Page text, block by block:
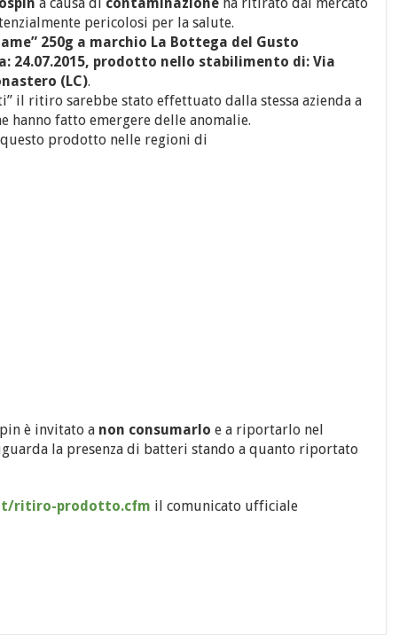
pericolosi per la salute.
250g a marchio La Bottega del Gusto
24.07.2015, prodotto nello stabilimento di: Via
(LC).
il ritiro sarebbe stato effettuato dalla stessa azienda a
hanno fatto emergere delle anomalie.
prodotto nelle regioni di
è invitato a non consumarlo e a riportarlo nel
la presenza di batteri stando a quanto riportato
ritiro-prodotto.cfm il comunicato ufficiale